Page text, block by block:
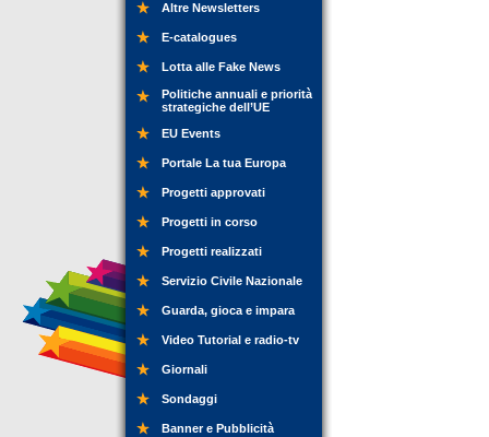
Altre Newsletters
E-catalogues
Lotta alle Fake News
Politiche annuali e priorità
strategiche dell’UE
EU Events
Portale La tua Europa
Progetti approvati
Progetti in corso
Progetti realizzati
Servizio Civile Nazionale
Guarda, gioca e impara
Video Tutorial e radio-tv
Giornali
Sondaggi
Banner e Pubblicità